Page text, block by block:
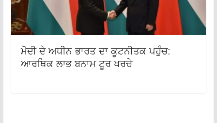
ਮੋਦੀ ਦੇ ਅਧੀਨ ਭਾਰਤ ਦਾ ਕੂਟਨੀਤਕ ਪਹੁੰਚ:
ਆਰਥਿਕ ਲਾਭ ਬਨਾਮ ਟੂਰ ਖਰਚੇ